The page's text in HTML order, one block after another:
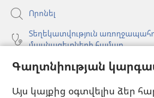
Գաղտնիության
Այս կայքից օգտվելիս ձեր
Որոնել
Տեղեկատվություն
մասնագետների համար
Գլոբալ հաղորդակցություն
Օգնություն